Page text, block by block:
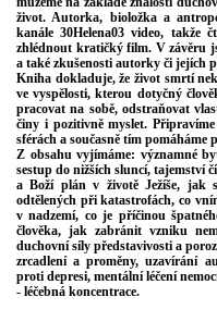
život. Autorka, bioložka a
kanále 30Helena03 video, takže
zhlédnout kratičký film. V závěru
a také zkušenosti autorky či jejích
Kniha dokladuje, že život smrtí
ve vyspělosti, kterou dotyčný
pracovat na sobě, odstraňovat
činy i pozitivně myslet.
sférách a současně tím
Z obsahu vyjímáme: významné
sestup do nižších sluncí, tajemství
a Boží plán v životě Ježíše, jak
odtělených při katastrofách, co
v nadzemí, co je příčinou
člověka, jak zabránit vzniku
duchovní síly představivosti a
zrcadlení a proměny, uzavírání
proti depresi, mentální léčení
- léčebná koncentrace.